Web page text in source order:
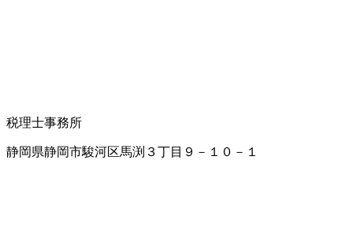
税理士事務所
静岡県静岡市駿河区馬渕３丁目９－１０－１